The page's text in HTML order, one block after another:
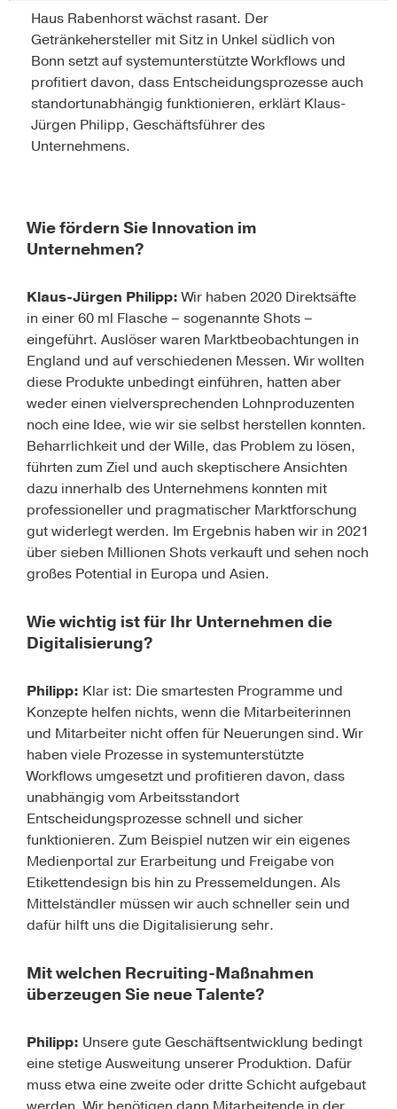
Haus Rabenhorst wächst rasant. Der
Getränkehersteller mit Sitz in Unkel südlich von
Bonn setzt auf systemunterstützte Workflows und
profitiert davon, dass Entscheidungsprozesse auch
standortunabhängig funktionieren, erklärt Klaus-
Jürgen Philipp, Geschäftsführer des
Unternehmens.
Wie fördern Sie Innovation im
Unternehmen?
Klaus-Jürgen Philipp:Wir haben 2020 Direktsäfte
in einer 60 ml Flasche – sogenannte Shots –
eingeführt. Auslöser waren Marktbeobachtungen in
England und auf verschiedenen Messen. Wir wollten
diese Produkte unbedingt einführen, hatten aber
weder einen vielversprechenden Lohnproduzenten
noch eine Idee, wie wir sie selbst herstellen konnten.
Beharrlichkeit und der Wille, das Problem zu lösen,
führten zum Ziel und auch skeptischere Ansichten
dazu innerhalb des Unternehmens konnten mit
professioneller und pragmatischer Marktforschung
gut widerlegt werden. Im Ergebnis haben wir in 2021
über sieben Millionen Shots verkauft und sehen noch
großes Potential in Europa und Asien.
Wie wichtig ist für Ihr Unternehmen die
Digitalisierung?
Philipp: Klar ist: Die smartesten Programme und
Konzepte helfen nichts, wenn die Mitarbeiterinnen
und Mitarbeiter nicht offen für Neuerungen sind. Wir
haben viele Prozesse in systemunterstützte
Workflows umgesetzt und profitieren davon, dass
unabhängig vom Arbeitsstandort
Entscheidungsprozesse schnell und sicher
funktionieren. Zum Beispiel nutzen wir ein eigenes
Medienportal zur Erarbeitung und Freigabe von
Etikettendesign bis hin zu Pressemeldungen. Als
Mittelständler müssen wir auch schneller sein und
dafür hilft uns die Digitalisierung sehr.
Mit welchen Recruiting-Maßnahmen
überzeugen Sie neue Talente?
Philipp: Unsere gute Geschäftsentwicklung bedingt
eine stetige Ausweitung unserer Produktion. Dafür
muss etwa eine zweite oder dritte Schicht aufgebaut